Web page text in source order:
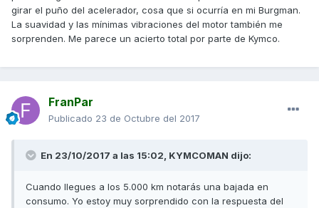
girar el puño del acelerador, cosa que si ocurría en mi Burgman.
La suavidad y las mínimas vibraciones del motor también me
sorprenden. Me parece un acierto total por parte de Kymco.
FranPar
Publicado 23 de Octubre del 2017
En 23/10/2017 a las 15:02, KYMCOMAN dijo:
Cuando llegues a los 5.000 km notarás una bajada en
consumo. Yo estoy muy sorprendido con la respuesta del